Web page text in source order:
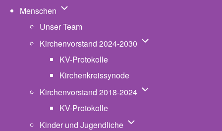
Menschen Unternavigation von Menschen
Unser Team
Kirchenvorstand 2024-2030 Unternavigation von
KV-Protokolle
Kirchenkreissynode
Kirchenvorstand 2018-2024 Unternavigation von
KV-Protokolle
Kinder und Jugendliche Unternavigation von